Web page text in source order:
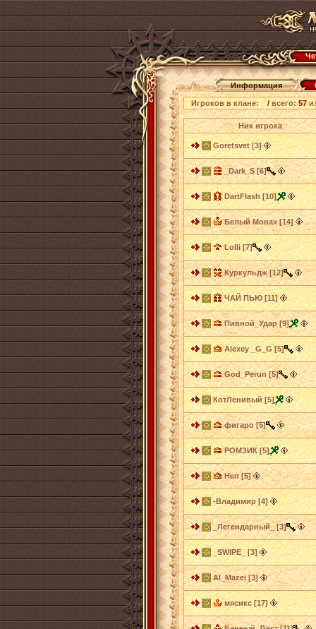
Информация
Игроков в клане: /всего:57
Ник игрока
Goretsvet [3]
_Dark_S [6]
DartFlash [10]
Белый Монах [14]
Lolli [7]
Куркульдж [12]
ЧАЙ ПЬЮ [11]
Пивной_Удар [9]
Alexey _G_G [5]
God_Perun [5]
КотЛенивый [5]
фигаро [5]
РОМЗИК [5]
Неп [5]
-Владимир [4]
_Легендарный_ [3]
_SWIPE_ [3]
Al_Mazei [3]
мясикс [17]